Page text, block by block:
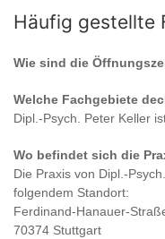
Häufig gestellte
Wie sind die
Welche Fachgebiete
Dipl.-Psych. Peter Keller
Wo befindet sich die
Die Praxis von Dipl.-
folgendem Standort:
Ferdinand-Hanauer-
70374 Stuttgart